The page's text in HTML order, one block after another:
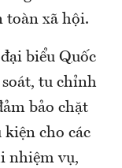
toàn xã hội.
biểu Quốc
tu chỉnh
bảo chặt
cho các
nhiệm vụ,